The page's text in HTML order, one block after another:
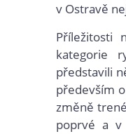
v Ostravě
Příležitosti
kategorie
představili
především
změně
poprvé a v